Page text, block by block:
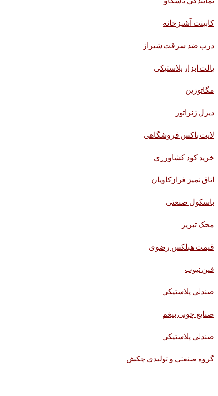
کابینت آشپزخانه
درب ضد سرقت شیراز
پالت ابزار پلاستیکی
مگاتوزین
دیزل ژنراتور
لایت باکس فروشگاهی
خرید کود کشاورزی
اتاق تمیز فرازکاویان
باسکول صنعتی
محک تبریز
قیمت هبلکس رضوی
فین تیوب
صندلی پلاستیکی
صنایع چوبی بیغم
صندلی پلاستیکی
گروه صنعتی و تولیدی چکش